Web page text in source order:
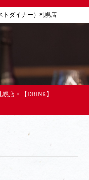
トダイナー）札幌店
幌店 >
【DRINK】